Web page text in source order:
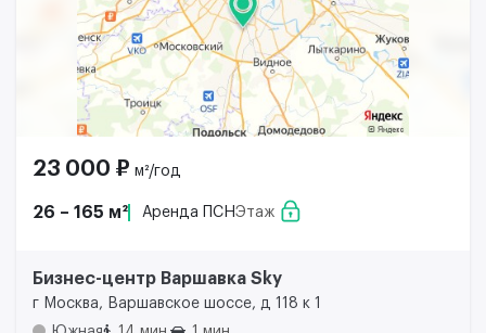
23 000 ₽ м²/год
26 – 165 м² Аренда ПСНЭтаж
Бизнес-центр Варшавка Sky
г Москва, Варшавское шоссе, д 118 к 1